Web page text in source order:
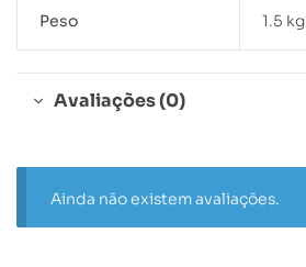
Peso 1.5 kg
Avaliações (0)
Ainda não existem avaliações.